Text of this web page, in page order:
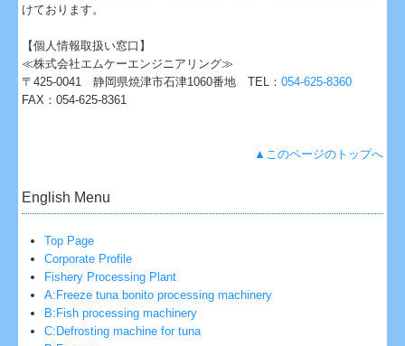
English Menu
Top Page
Corporate Profile
Fishery Processing Plant
A:Freeze tuna bonito processing machinery
B:Fish processing machinery
C:Defrosting machine for tuna
けております。
【個人情報取扱い窓口】
≪株式会社エムケーエンジニアリング≫
〒425-0041 静岡県焼津市石津1060番地 TEL：054-625-8360
FAX：054-625-8361
▲このページのトップへ